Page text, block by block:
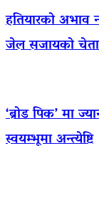
हतियारको अभाव
जेल सजायको
‘ब्रोड पिक’ मा
स्वयम्भूमा अन्त्येष्टि